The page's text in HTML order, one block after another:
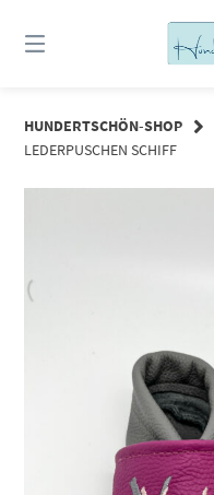
zum
Inhalt
HUNDERTSCHÖN-SHOP
LEDERPUSCHEN SCHIFF